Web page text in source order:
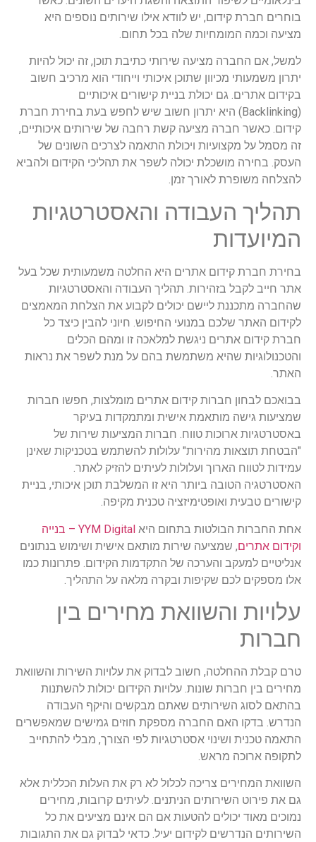
בוחרים חברת קידום, יש לוודא אילו שירותים נוספים היא
מציעה וכמה המומחיות שלה בכל תחום.
למשל, אם החברה מציעה שירותי כתיבת תוכן, זה יכול להיות
יתרון משמעותי מכיוון שתוכן איכותי וייחודי הוא מרכיב חשוב
בקידום אתרים. גם יכולת בניית קישורים איכותיים
(Backlinking) היא יתרון חשוב שיש לחפש בעת בחירת חברת
קידום. כאשר חברה מציעה קשת רחבה של שירותים איכותיים,
זה מסמל על מקצועיות ויכולת התאמה לצרכים השונים של
העסק. בחירה מושכלת יכולה לשפר את תהליכי הקידום ולהביא
להצלחה משופרת לאורך זמן.
תהליך העבודה והאסטרטגיות
המיועדות
בחירת חברת קידום אתרים היא החלטה משמעותית שכל בעל
אתר חייב לקבל בזהירות. תהליך העבודה והאסטרטגיות
שהחברה מתכננת ליישם יכולים לקבוע את הצלחת המאמצים
לקידום האתר שלכם במנועי החיפוש. חיוני להבין כיצד כל
חברת קידום אתרים ניגשת למלאכה זו ומהם הכלים
והטכנולוגיות שהיא משתמשת בהם על מנת לשפר את נראות
האתר.
בבואכם לבחון חברות קידום אתרים מומלצות, חפשו חברות
שמציעות גישה מותאמת אישית ומתמקדות בעיקר
באסטרטגיות ארוכות טווח. חברות המציעות שירות של
"הבטחת תוצאות מהירות" עלולות להשתמש בטכניקות שאינן
עמידות לטווח הארוך ועלולות לעיתים להזיק לאתר.
האסטרטגיה הטובה ביותר היא זו המשלבת תוכן איכותי, בניית
קישורים טבעית ואופטימיזציה טכנית מקיפה.
אחת החברות הבולטות בתחום היא
YYM Digital – בנייה
וקידום אתרים, שמציעה שירות מותאם אישית ושימוש בנתונים
אנליטיים למעקב והערכה של התקדמות הקידום. פתרונות כמו
אלו מספקים לכם שקיפות ובקרה מלאה על התהליך.
עלויות והשוואת מחירים בין
חברות
טרם קבלת ההחלטה, חשוב לבדוק את עלויות השירות והשוואת
מחירים בין חברות שונות. עלויות הקידום יכולות להשתנות
בהתאם לסוג השירותים שאתם מבקשים והיקף העבודה
הנדרש. בדקו האם החברה מספקת חוזים גמישים שמאפשרים
התאמה טכנית ושינוי אסטרטגיות לפי הצורך, מבלי להתחייב
לתקופה ארוכה מראש.
השוואת המחירים צריכה לכלול לא רק את העלות הכללית אלא
גם את פירוט השירותים הניתנים. לעיתים קרובות, מחירים
נמוכים מאוד יכולים להטעות אם הם אינם מציעים את כל
השירותים הנדרשים לקידום יעיל. כדאי לבדוק גם את התגובות